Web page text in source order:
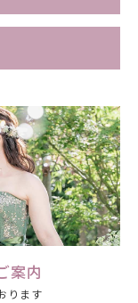
案内
ります